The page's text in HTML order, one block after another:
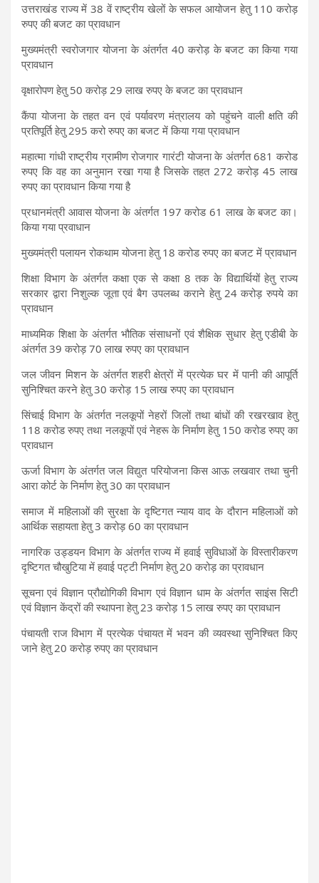
उत्तराखंड राज्य में 38 वें राष्ट्रीय खेलों के सफल आयोजन हेतु 110 करोड़
रुपए की बजट का प्रावधान
मुख्यमंत्री स्वरोजगार योजना के अंतर्गत 40 करोड़ के बजट का किया गया
प्रावधान
वृक्षारोपण हेतु 50 करोड़ 29 लाख रुपए के बजट का प्रावधान
कैंपा योजना के तहत वन एवं पर्यावरण मंत्रालय को पहुंचने वाली क्षति की
प्रतिपूर्ति हेतु 295 करो रुपए का बजट में किया गया प्रावधान
महात्मा गांधी राष्ट्रीय ग्रामीण रोजगार गारंटी योजना के अंतर्गत 681 करोड
रुपए कि वह का अनुमान रखा गया है जिसके तहत 272 करोड़ 45 लाख
रुपए का प्रावधान किया गया है
प्रधानमंत्री आवास योजना के अंतर्गत 197 करोड 61 लाख के बजट का।
किया गया प्रवाधान
मुख्यमंत्री पलायन रोकथाम योजना हेतु 18 करोड रुपए का बजट में प्रावधान
शिक्षा विभाग के अंतर्गत कक्षा एक से कक्षा 8 तक के विद्यार्थियों हेतु राज्य
सरकार द्वारा निशुल्क जूता एवं बैग उपलब्ध कराने हेतु 24 करोड़ रुपये का
प्रावधान
माध्यमिक शिक्षा के अंतर्गत भौतिक संसाधनों एवं शैक्षिक सुधार हेतु एडीबी के
अंतर्गत 39 करोड़ 70 लाख रुपए का प्रावधान
जल जीवन मिशन के अंतर्गत शहरी क्षेत्रों में प्रत्येक घर में पानी की आपूर्ति
सुनिश्चित करने हेतु 30 करोड़ 15 लाख रुपए का प्रावधान
सिंचाई विभाग के अंतर्गत नलकूपों नेहरों जिलों तथा बांधों की रखरखाव हेतु
118 करोड रुपए तथा नलकूपों एवं नेहरू के निर्माण हेतु 150 करोड रुपए का
प्रावधान
ऊर्जा विभाग के अंतर्गत जल विद्युत परियोजना किस आऊ लखवार तथा चुनी
आरा कोर्ट के निर्माण हेतु 30 का प्रावधान
समाज में महिलाओं की सुरक्षा के दृष्टिगत न्याय वाद के दौरान महिलाओं को
आर्थिक सहायता हेतु 3 करोड़ 60 का प्रावधान
नागरिक उड्डयन विभाग के अंतर्गत राज्य में हवाई सुविधाओं के विस्तारीकरण
दृष्टिगत चौखुटिया में हवाई पट्टी निर्माण हेतु 20 करोड़ का प्रावधान
सूचना एवं विज्ञान प्रौद्योगिकी विभाग एवं विज्ञान धाम के अंतर्गत साइंस सिटी
एवं विज्ञान केंद्रों की स्थापना हेतु 23 करोड़ 15 लाख रुपए का प्रावधान
पंचायती राज विभाग में प्रत्येक पंचायत में भवन की व्यवस्था सुनिश्चित किए
जाने हेतु 20 करोड़ रुपए का प्रावधान